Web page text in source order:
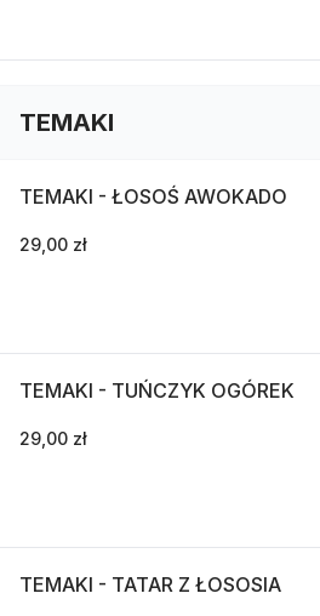
TEMAKI
TEMAKI - ŁOSOŚ AWOKADO
29,00 zł
TEMAKI - TUŃCZYK OGÓREK
29,00 zł
TEMAKI - TATAR Z ŁOSOSIA